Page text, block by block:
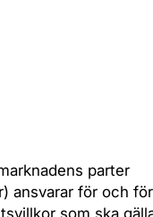
parter
ansvarar för och
som ska